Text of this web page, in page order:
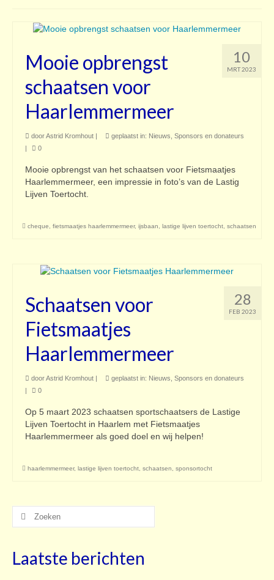
10
MRT 2023
Mooie opbrengst
schaatsen voor
Haarlemmermeer
doorAstrid Kromhout | geplaatst in: Nieuws Sponsors en donateurs
|
0
Mooie opbrengst van het schaatsen voor Fietsmaatjes
Haarlemmermeer, een impressie in foto’s van de Lastig
Lijven Toertocht.
cheque fietsmaatjes haarlemmermeer, ijsbaan lastige lijven toertocht schaatsen
28
FEB 2023
Schaatsen voor
Fietsmaatjes
Haarlemmermeer
doorAstrid Kromhout geplaatst in: Nieuws Sponsors en donateurs
0
Op 5 maart 2023 schaatsen sportschaatsers de Lastige
Lijven Toertocht in Haarlem met Fietsmaatjes
Haarlemmermeer als goed doel en wij helpen!
haarlemmermeer, lastige lijven toertocht, schaatsen, sponsortocht
Zoeken
Laatste berichten